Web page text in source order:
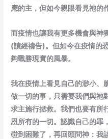
應的主，但如今親眼看見祂的
而疫情也讓我有更多機會與神
(讀經禱告)。但如今在疫情的
夠戰勝現實的風暴。
我在疫情上看見自己的渺小、
做一切的事，只需要我們與祂
求主施行拯救。我們也要有所
恩所有的一切。認識自己的罪
碰到困難了，再回頭問神：我